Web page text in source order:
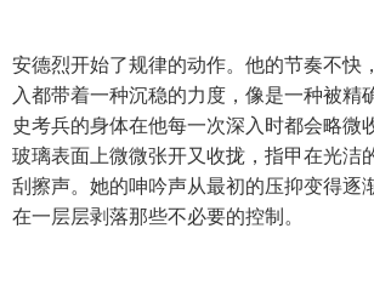
安德烈开始了规律的动作。他的节奏不快
入都带着一种沉稳的力度，像是一种被精
史考兵的身体在他每一次深入时都会略微
玻璃表面上微微张开又收拢，指甲在光洁
刮擦声。她的呻吟声从最初的压抑变得逐
在一层层剥落那些不必要的控制。